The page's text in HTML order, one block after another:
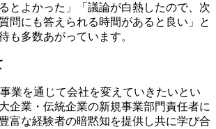
とよかった」「議論が白熱したので、次
問にも答えられる時間があると良い」と
も多数あがっています。
業を通じて会社を変えていきたいとい
企業・伝統企業の新規事業部門責任者に
富な経験者の暗黙知を提供し共に学び合